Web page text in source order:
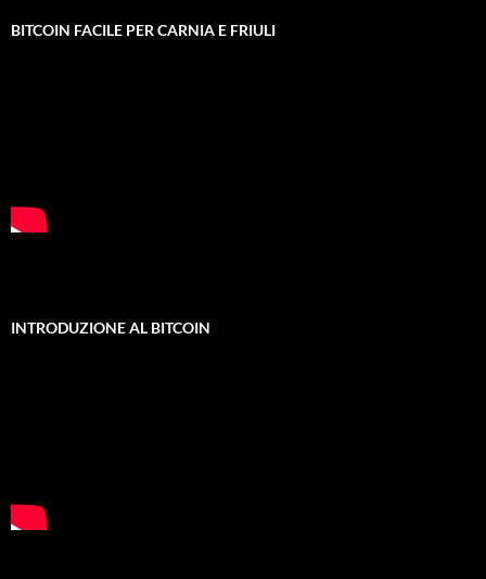
BITCOIN FACILE PER CARNIA E FRIULI
INTRODUZIONE AL BITCOIN